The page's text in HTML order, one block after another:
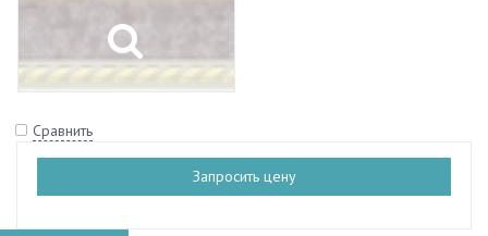
Сравнить
Запросить цену